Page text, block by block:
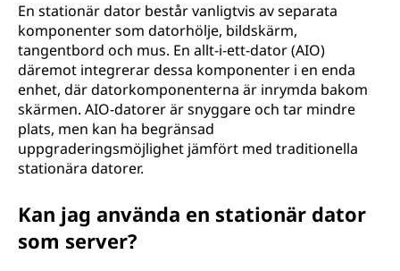
En stationär dator består vanligtvis av separata
komponenter som datorhölje, bildskärm,
tangentbord och mus. En allt-i-ett-dator (AIO)
däremot integrerar dessa komponenter i en enda
enhet, där datorkomponenterna är inrymda bakom
skärmen. AIO-datorer är snyggare och tar mindre
plats, men kan ha begränsad
uppgraderingsmöjlighet jämfört med traditionella
stationära datorer.
Kan jag använda en stationär dator
som server?